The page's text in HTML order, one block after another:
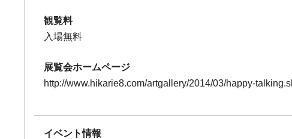
観覧料
入場無料
展覧会ホームページ
http://www.hikarie8.com/artgallery/2014/03/happy-
イベント情報